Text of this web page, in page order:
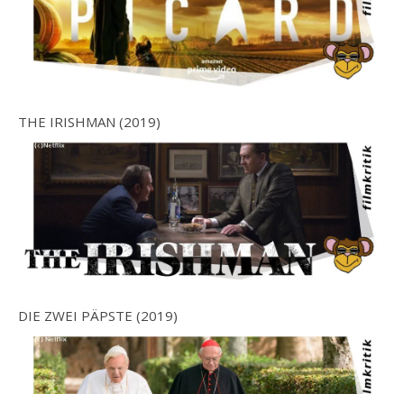
THE IRISHMAN (2019)
DIE ZWEI PÄPSTE (2019)